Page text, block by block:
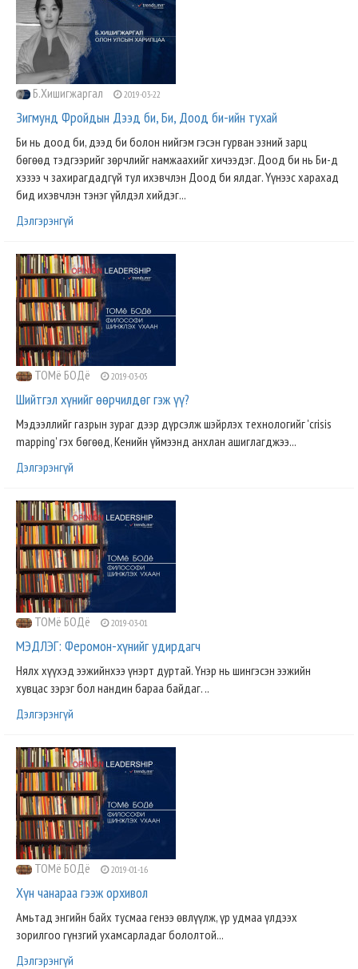
Б.Хишигжаргал 2019-03-22
Зигмунд Фройдын Дээд би, Би, Доод би-ийн тухай
Би нь доод би, дээд би болон нийгэм гэсэн гурван эзний зарц
бөгөөд тэдгээрийг зөрчлийг намжаахийг хичээдэг. Доод би нь Би-д
хэзээ ч захирагдадгүй тул ихэвчлэн Доод би ялдаг. Үүнээс харахад
бид ихэвчлэн тэнэг үйлдэл хийдэг...
Дэлгэрэнгүй
ТОМё БОДё 2019-03-05
Шийтгэл хүнийг өөрчилдөг гэж үү?
Мэдээллийг газрын зураг дээр дүрсэлж шэйрлэх технологийг 'crisis
mapping' гэх бөгөөд, Кенийн үймээнд анхлан ашиглагджээ...
Дэлгэрэнгүй
ТОМё БОДё 2019-03-01
МЭДЛЭГ: Феромон-хүнийг удирдагч
Нялх хүүхэд ээжийнхээ үнэрт дуртай. Үнэр нь шингэсэн ээжийн
хувцас зэрэг бол нандин бараа байдаг. ..
Дэлгэрэнгүй
ТОМё БОДё 2019-01-16
Хүн чанараа гээж орхивол
Амьтад энгийн байх тусмаа генээ өвлүүлж, үр удмаа үлдээх
зорилгоо гүнзгий ухамсарладаг бололтой...
Дэлгэрэнгүй